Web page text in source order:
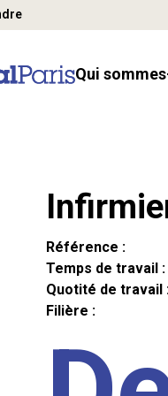
Qui
Référence :
Temps de travail :
Quotité de travail
Filière :